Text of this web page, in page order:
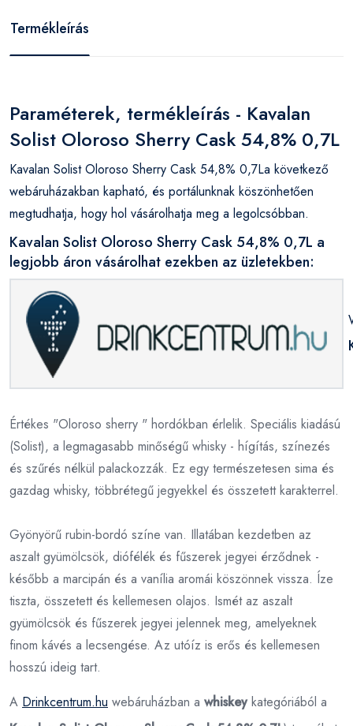
Termékleírás
Paraméterek, termékleírás - Kavalan
Solist Oloroso Sherry Cask 54,8% 0,7L
Kavalan Solist Oloroso Sherry Cask 54,8% 0,7La következő
webáruházakban kapható, és portálunknak köszönhetően
megtudhatja, hogy hol vásárolhatja meg a legolcsóbban.
Kavalan Solist Oloroso Sherry Cask 54,8% 0,7L a
legjobb áron vásárolhat ezekben az üzletekben:
Értékes "Oloroso sherry " hordókban érlelik. Speciális kiadású
(Solist), a legmagasabb minőségű whisky - hígítás, színezés
és szűrés nélkül palackozzák. Ez egy természetesen sima és
gazdag whisky, többrétegű jegyekkel és összetett karakterrel.
Gyönyörű rubin-bordó színe van. Illatában kezdetben az
aszalt gyümölcsök, diófélék és fűszerek jegyei érződnek -
később a marcipán és a vanília aromái köszönnek vissza. Íze
tiszta, összetett és kellemesen olajos. Ismét az aszalt
gyümölcsök és fűszerek jegyei jelennek meg, amelyeknek
finom kávés a lecsengése. Az utóíz is erős és kellemesen
hosszú ideig tart.
A Drinkcentrum.hu webáruházban a whiskeykategóriából a